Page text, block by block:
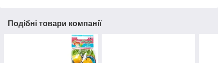
Подібні товари компанії